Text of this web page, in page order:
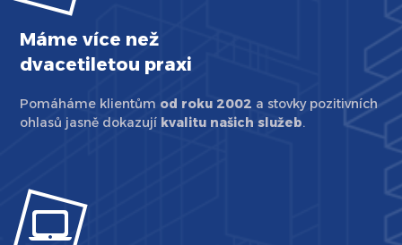
Máme více než
dvacetiletou praxi
Pomáháme klientům od roku 2002 a stovky pozitivních
ohlasů jasně dokazují kvalitu našich služeb.